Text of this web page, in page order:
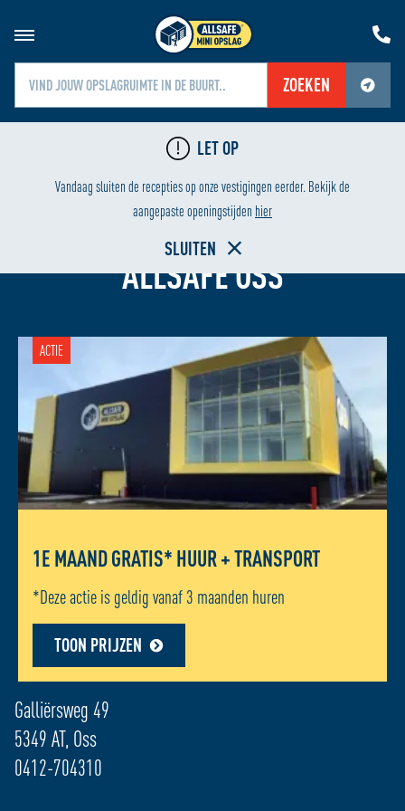
ZOEKEN
Jouw locatiediensten zijn uitgeschakeld.
Schakel jouw locatiediensten in om deze functie te gebruiken.
LET OP
Vandaag sluiten de recepties op onze vestigingen eerder. Bekijk de
aangepaste openingstijden hier
SLUITEN
LAAGSTE PRIJS
OPSLAGRUIMTE HUREN BIJ
ALLSAFE OSS
ACTIE
1E MAAND GRATIS* HUUR + TRANSPORT
*Deze actie is geldig vanaf 3 maanden huren
TOON PRIJZEN
ADRES LOCATIE - OSS
Galliërsweg 49
5349 AT, Oss
0412-704310